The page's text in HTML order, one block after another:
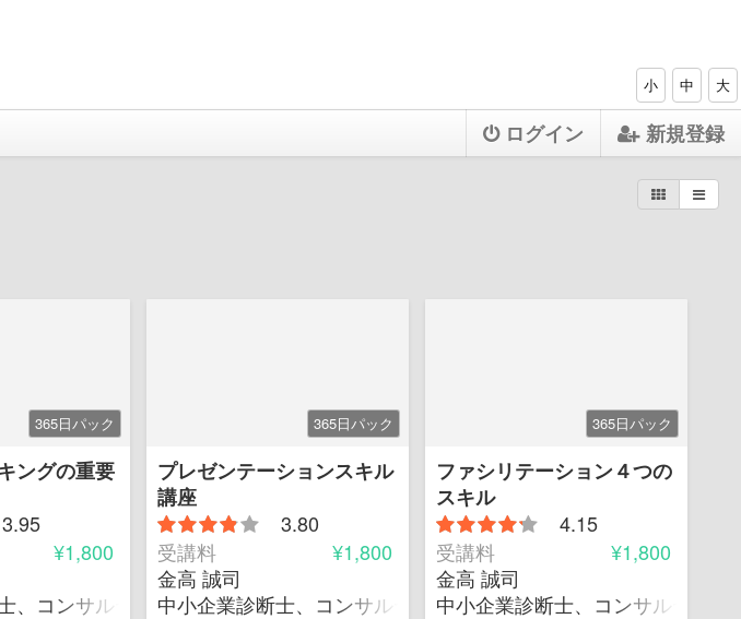
小 中 大
ログイン 新規登録
会代表理事、NPOハロードリーム実行委員会理事
365日パック
ングの重要
¥1,800
、コンサルティング会社キー・トゥーサクセス経営
365日パック
プレゼンテーションスキル
講座
3.80
受講料
¥1,800
金高 誠司
中小企業診断士、コンサルティング会社キー・トゥーサクセス経
365日パック
ファシリテーション４つの
スキル
4.15
受講料
¥1,800
金高 誠司
中小企業診断士、コンサルティ